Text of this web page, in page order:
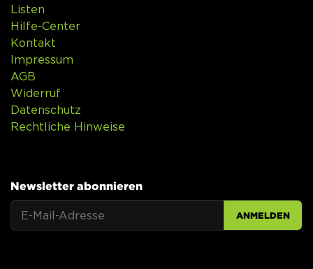
Listen
Hilfe-Center
Kontakt
Impressum
AGB
Widerruf
Datenschutz
Rechtliche Hinweise
Newsletter abonnieren
ANMELDEN